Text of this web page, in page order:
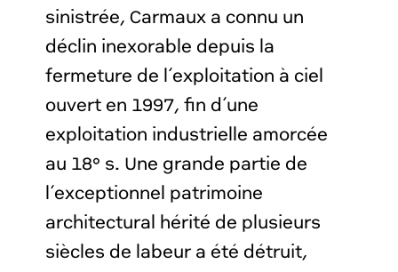
sinistrée, Carmaux a connu un
déclin inexorable depuis la
fermeture de l’exploitation à ciel
ouvert en 1997, fin d’une
exploitation industrielle amorcée
au 18° s. Une grande partie de
l’exceptionnel patrimoine
architectural hérité de plusieurs
siècles de labeur a été détruit,